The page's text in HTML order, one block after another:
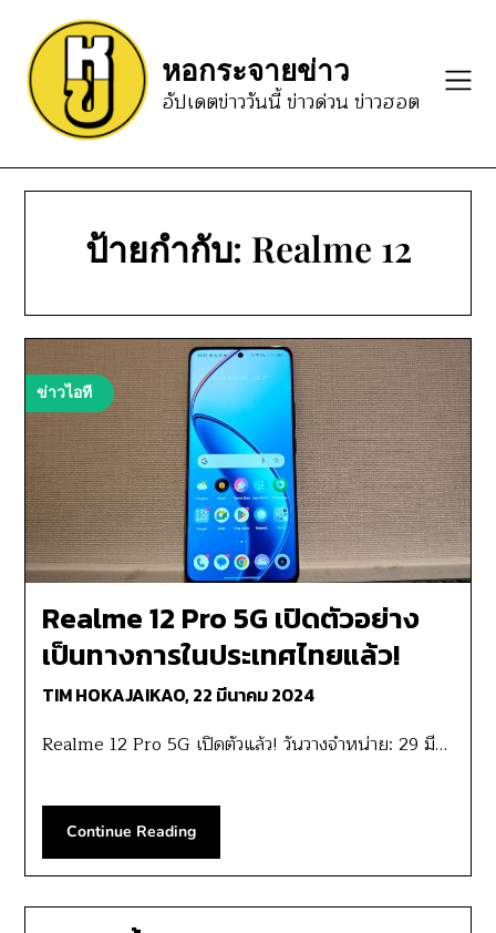
content
หอกระจายข่าว
อัปเดตข่าววันนี้ ข่าวด่วน ข่าวฮอต
ป้ายกำกับ: Realme 12
ข่าวไอที
Realme 12 Pro 5G เปิดตัวอย่าง
เป็นทางการในประเทศไทยแล้ว!
TIM HOKAJAIKAO,22 มีนาคม 2024
Realme 12 Pro 5G เปิดตัวแล้ว! วันวางจำหน่าย: 29 มี…
Continue Reading